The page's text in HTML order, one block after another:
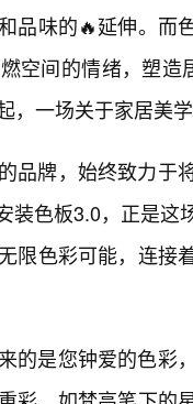
品味的🔥延伸。而
空间的情绪，塑造
，一场关于家居美
品牌，始终致力于
装色板3.0，正是
限色彩可能，连接
的是您钟爱的色彩